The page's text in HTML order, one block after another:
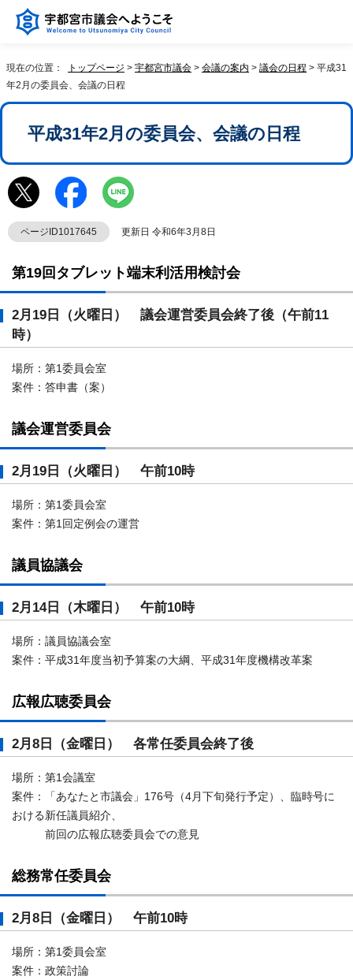
現在の位置： トップページ > 宇都宮市議会 > 会議の案内 > 議会の日程 > 平成31
年2月の委員会、会議の日程
平成31年2月の委員会、会議の日程
ページID1017645 更新日 令和6年3月8日
第19回タブレット端末利活用検討会
2月19日（火曜日） 議会運営委員会終了後（午前11
時）
場所：第1委員会室
案件：答申書（案）
議会運営委員会
2月19日（火曜日） 午前10時
場所：第1委員会室
案件：第1回定例会の運営
議員協議会
2月14日（木曜日） 午前10時
場所：議員協議会室
案件：平成31年度当初予算案の大綱、平成31年度機構改革案
広報広聴委員会
2月8日（金曜日） 各常任委員会終了後
場所：第1会議室
案件：「あなたと市議会」176号（4月下旬発行予定）、臨時号に
おける新任議員紹介、
前回の広報広聴委員会での意見
総務常任委員会
2月8日（金曜日） 午前10時
場所：第1委員会室
案件：政策討論